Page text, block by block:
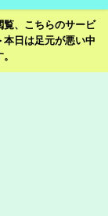
覧、こちらのサービ
本日は足元が悪い中